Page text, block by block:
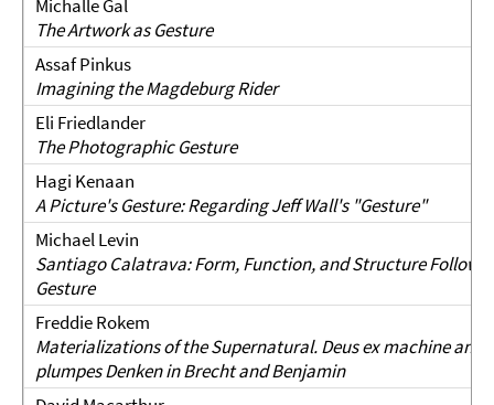
Michalle Gal
The Artwork as Gesture
Assaf Pinkus
Imagining the Magdeburg Rider
Eli Friedlander
The Photographic Gesture
Hagi Kenaan
A Picture's Gesture: Regarding Jeff Wall's "Gesture"
Michael Levin
Santiago Calatrava: Form, Function, and Structure Follow
Gesture
Freddie Rokem
Materializations of the Supernatural.Deus ex machine and
plumpes Denken in Brecht and Benjamin